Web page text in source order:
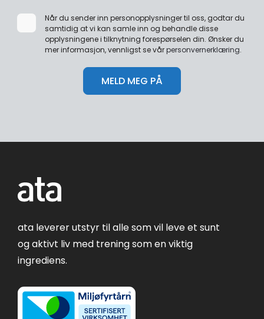
Når du sender inn personopplysninger til oss, godtar du
samtidig at vi kan samle inn og behandle disse
opplysningene i tilknytning forespørselen din. Ønsker du
mer informasjon, vennligst se vårpersonvernerklæring.
ata leverer utstyr til alle som vil leve et sunt
og aktivt liv med trening som en viktig
ingrediens.